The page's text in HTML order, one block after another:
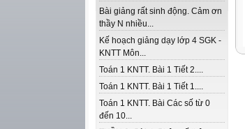
Bài giảng rất sinh động. Cảm ơn
thầy N nhiều...
Kế hoạch giảng dạy lớp 4 SGK -
KNTT Môn...
Toán 1 KNTT. Bài 1 Tiết 2....
Toán 1 KNTT. Bài 1 Tiết 1....
Toán 1 KNTT. Bài Các số từ 0
đến 10...